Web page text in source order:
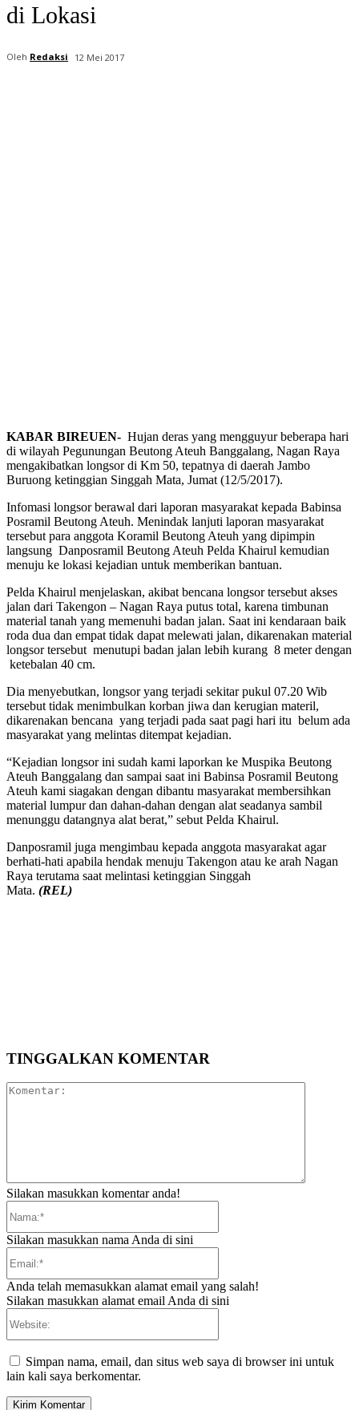
di Lokasi
Oleh Redaksi 12 Mei 2017
KABAR BIREUEN- Hujan deras yang mengguyur beberapa hari
di wilayah Pegunungan Beutong Ateuh Banggalang, Nagan Raya
mengakibatkan longsor di Km 50, tepatnya di daerah Jambo
Buruong ketinggian Singgah Mata, Jumat (12/5/2017).
Infomasi longsor berawal dari laporan masyarakat kepada Babinsa
Posramil Beutong Ateuh. Menindak lanjuti laporan masyarakat
tersebut para anggota Koramil Beutong Ateuh yang dipimpin
langsung Danposramil Beutong Ateuh Pelda Khairul kemudian
menuju ke lokasi kejadian untuk memberikan bantuan.
Pelda Khairul menjelaskan, akibat bencana longsor tersebut akses
jalan dari Takengon – Nagan Raya putus total, karena timbunan
material tanah yang memenuhi badan jalan. Saat ini kendaraan baik
roda dua dan empat tidak dapat melewati jalan, dikarenakan material
longsor tersebut menutupi badan jalan lebih kurang 8 meter dengan
ketebalan 40 cm.
Dia menyebutkan, longsor yang terjadi sekitar pukul 07.20 Wib
tersebut tidak menimbulkan korban jiwa dan kerugian materil,
dikarenakan bencana yang terjadi pada saat pagi hari itu belum ada
masyarakat yang melintas ditempat kejadian.
“Kejadian longsor ini sudah kami laporkan ke Muspika Beutong
Ateuh Banggalang dan sampai saat ini Babinsa Posramil Beutong
Ateuh kami siagakan dengan dibantu masyarakat membersihkan
material lumpur dan dahan-dahan dengan alat seadanya sambil
menunggu datangnya alat berat,” sebut Pelda Khairul.
Danposramil juga mengimbau kepada anggota masyarakat agar
berhati-hati apabila hendak menuju Takengon atau ke arah Nagan
Raya terutama saat melintasi ketinggian Singgah
Mata. (REL)
TINGGALKAN KOMENTAR
Silakan masukkan komentar anda!
Silakan masukkan nama Anda di sini
Anda telah memasukkan alamat email yang salah!
Silakan masukkan alamat email Anda di sini
Simpan nama, email, dan situs web saya di browser ini untuk
lain kali saya berkomentar.